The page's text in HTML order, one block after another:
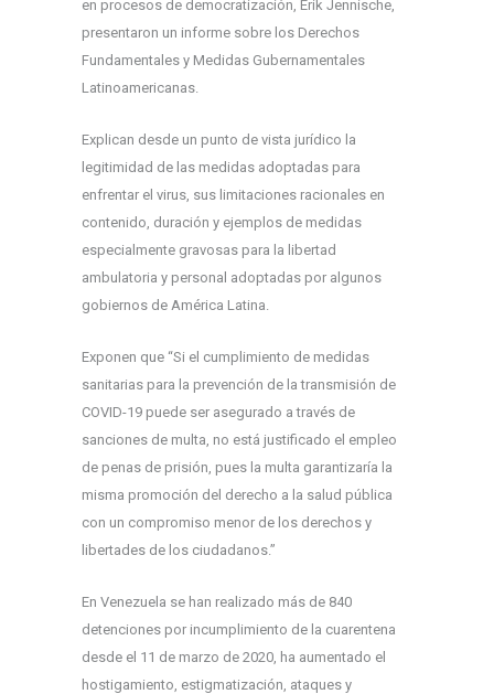
en procesos de democratización, Erik Jennische,
presentaron un informe sobre los Derechos
Fundamentales y Medidas Gubernamentales
Latinoamericanas.
Explican desde un punto de vista jurídico la
legitimidad de las medidas adoptadas para
enfrentar el virus, sus limitaciones racionales en
contenido, duración y ejemplos de medidas
especialmente gravosas para la libertad
ambulatoria y personal adoptadas por algunos
gobiernos de América Latina.
Exponen que “Si el cumplimiento de medidas
sanitarias para la prevención de la transmisión de
COVID-19 puede ser asegurado a través de
sanciones de multa, no está justificado el empleo
de penas de prisión, pues la multa garantizaría la
misma promoción del derecho a la salud pública
con un compromiso menor de los derechos y
libertades de los ciudadanos.”
En Venezuela se han realizado más de 840
detenciones por incumplimiento de la cuarentena
desde el 11 de marzo de 2020, ha aumentado el
hostigamiento, estigmatización, ataques y